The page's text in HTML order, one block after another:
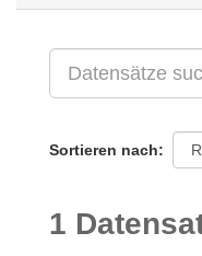
Sortieren nach
1